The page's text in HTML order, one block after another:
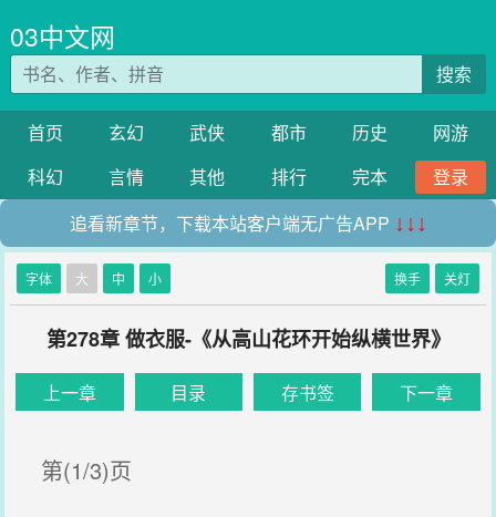
03中文网
搜索
首页 玄幻 武侠 都市 历史
网游
科幻
言情 其他 排行 完本
登录
追看新章节，下载本站客户端无广告APP ↓↓↓
字体 大 中 小 换手 关灯
第278章 做衣服-《从高山花环开始纵横世界》
上一章 目录 存书签 下一章
第(1/3)页